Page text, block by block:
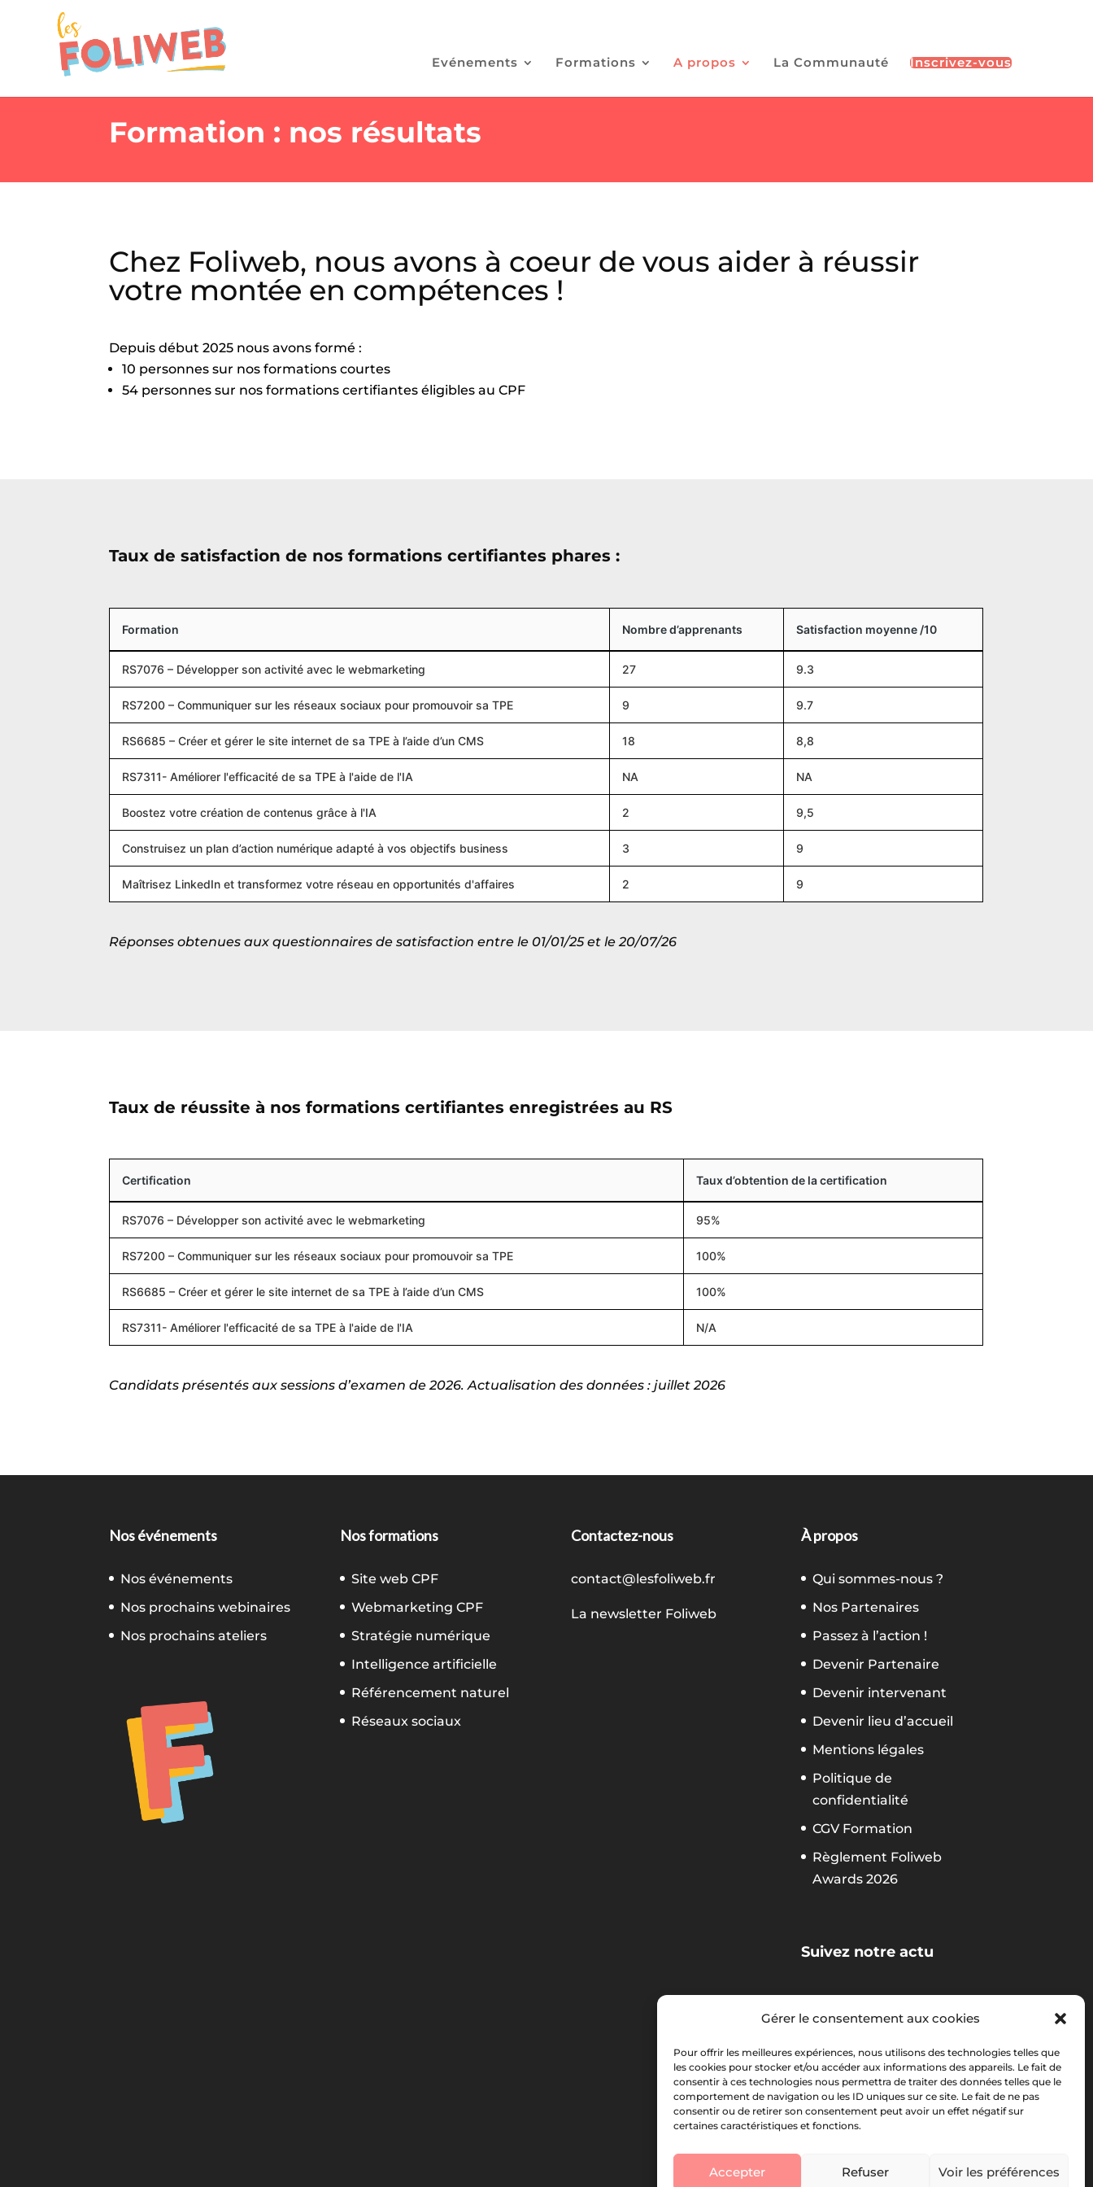
Gérer le consentement aux cookies
Pour offrir les meilleures expériences, nous utilisons des technologies telles que
les cookies pour stocker et/ou accéder aux informations des appareils. Le fait de
consentir à ces technologies nous permettra de traiter des données telles que le
comportement de navigation ou les ID uniques sur ce site. Le fait de ne pas
consentir ou de retirer son consentement peut avoir un effet négatif sur
certaines caractéristiques et fonctions.
Accepter Refuser Voir les préférences
Evénements Formations A propos La Communauté Inscrivez-vous
Formation : nos résultats
Chez Foliweb, nous avons à coeur de vous aider à réussir
votre montée en compétences !
Depuis début 2025 nous avons formé :
10 personnes sur nos formations courtes
54 personnes sur nos formations certifiantes éligibles au CPF
Taux de satisfaction de nos formations certifiantes phares :
Formation Nombre d’apprenants Satisfaction moyenne /10
RS7076 – Développer son activité avec le webmarketing 27 9.3
RS7200 – Communiquer sur les réseaux sociaux pour promouvoir sa TPE 9 9.7
RS6685 – Créer et gérer le site internet de sa TPE à l’aide d’un CMS 18 8,8
RS7311- Améliorer l'efficacité de sa TPE à l'aide de l'IA NA NA
Boostez votre création de contenus grâce à l'IA 2 9,5
Construisez un plan d’action numérique adapté à vos objectifs business 3 9
Maîtrisez LinkedIn et transformez votre réseau en opportunités d'affaires 2 9
Réponses obtenues aux questionnaires de satisfaction entre le 01/01/25 et le 20/07/26
Taux de réussite à nos formations certifiantes enregistrées au RS
Certification Taux d’obtention de la certification
RS7076 – Développer son activité avec le webmarketing 95%
RS7200 – Communiquer sur les réseaux sociaux pour promouvoir sa TPE 100%
RS6685 – Créer et gérer le site internet de sa TPE à l’aide d’un CMS 100%
RS7311- Améliorer l'efficacité de sa TPE à l'aide de l'IA N/A
Candidats présentés aux sessions d’examen de 2026. Actualisation des données : juillet 2026
Nos événements
Nos événements
Nos prochains webinaires
Nos prochains ateliers
Nos formations
Site web CPF
Webmarketing CPF
Stratégie numérique
Intelligence artificielle
Référencement naturel
Réseaux sociaux
Contactez-nous
contact@lesfoliweb.fr
La newsletter Foliweb
À propos
Qui sommes-nous ?
Nos Partenaires
Passez à l’action !
Devenir Partenaire
Devenir intervenant
Devenir lieu d’accueil
Mentions légales
Politique de
confidentialité
CGV Formation
Règlement Foliweb
Awards 2026
Suivez notre actu
La newsletter Foliweb